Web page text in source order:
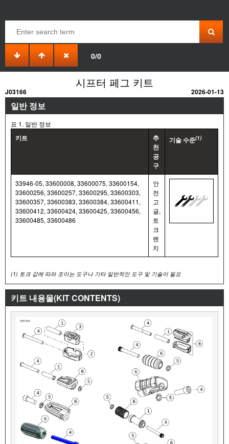
0/0
시프터 페그 키트
J03166 2026-01-13
일반 정보
표 1. 일반 정보
키트
추
천
공
구
기술 수준(1)
33946-05, 33600008, 33600075, 33600154,
33600256, 33600257, 33600295, 33600303,
33600357, 33600383, 33600384, 33600411,
33600412, 33600424, 33600425, 33600456,
33600485, 33600486
안
전
고
글,
토
크
렌
치
(1) 토크 값에 따라 조이는 도구나 기타 일반적인 도구 및 기술이 필요
키트 내용물(KIT CONTENTS)